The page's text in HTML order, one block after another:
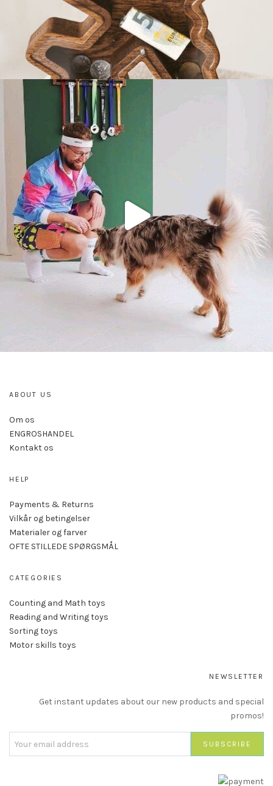
ABOUT US
Om os
ENGROSHANDEL
Kontakt os
HELP
Payments & Returns
Vilkår og betingelser
Materialer og farver
OFTE STILLEDE SPØRGSMÅL
CATEGORIES
Counting and Math toys
Reading and Writing toys
Sorting toys
Motor skills toys
NEWSLETTER
Get instant updates about our new products and special
promos!